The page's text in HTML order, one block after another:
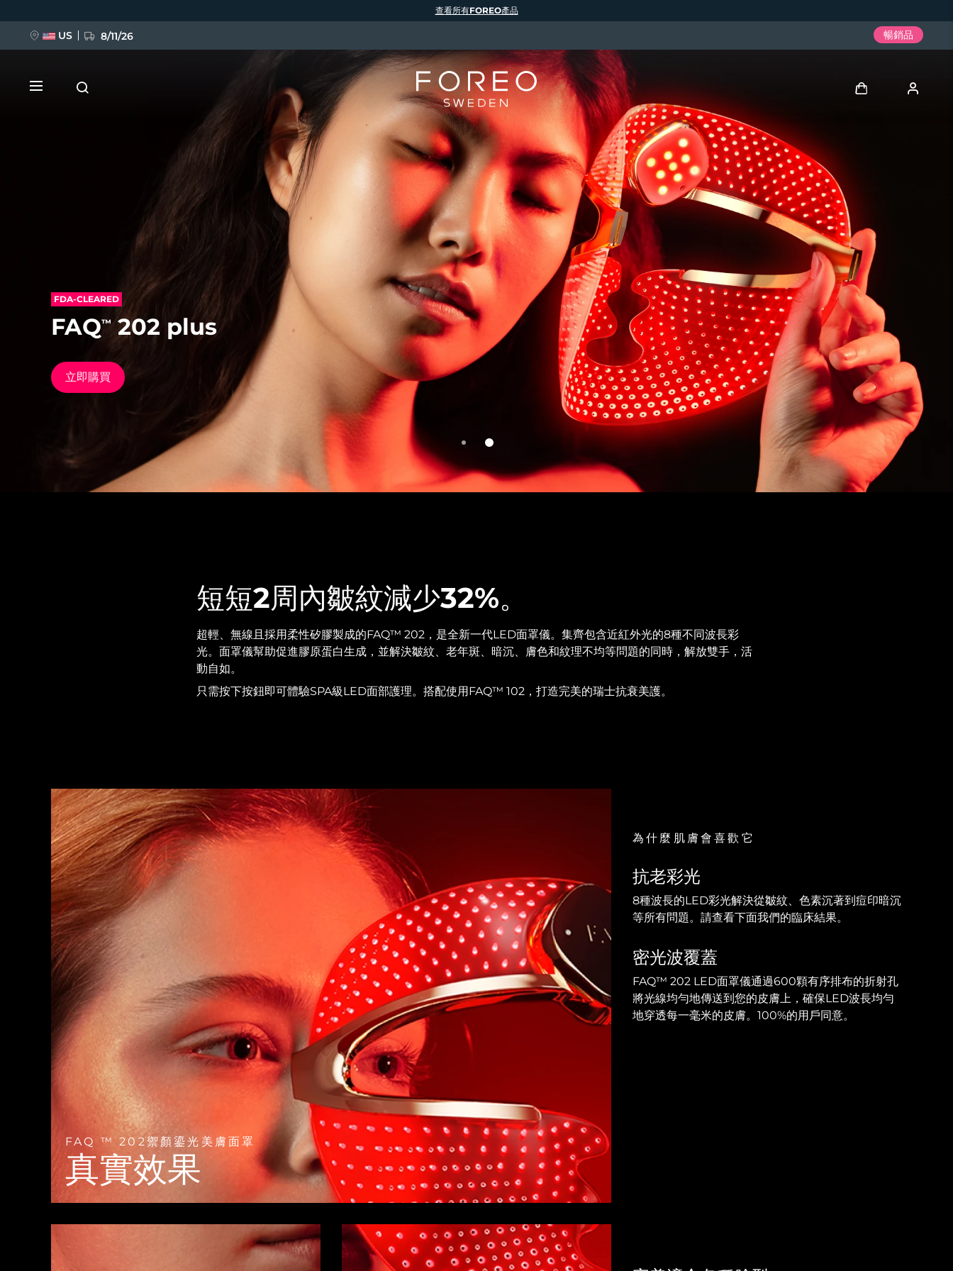
FDA-CLEARED
FAQ™ 202 plus
立即購買
FAQ™202
抗老矽膠彩光面罩儀
立即購買
短短2周內皺紋減少32%。
超輕、無線且採用柔性矽膠製成的FAQ™ 202，是全新一代LED面罩儀。集齊包含近紅外光的8種不同波長彩
光。面罩儀幫助促進膠原蛋白生成，並解決皺紋、老年斑、暗沉、膚色和紋理不均等問題的同時，解放雙手，活
動自如。
只需按下按鈕即可體驗SPA級LED面部護理。搭配使用FAQ™ 102，打造完美的瑞士抗衰美護。
為什麼肌膚會喜歡它
抗老彩光
8種波長的LED彩光解決從皺紋、色素沉著到痘印暗沉
等所有問題。請查看下面我們的臨床結果。
密光波覆蓋
FAQ™ 202 LED面罩儀通過600顆有序排布的折射孔
將光線均勻地傳送到您的皮膚上，確保LED波長均勻
地穿透每一毫米的皮膚。100%的用戶同意。
FAQ ™ 202禦顏鎏光美膚面罩
真實效果
查看所有FOREO產品
US 8/11/26 暢銷品
我的訂閱
FAQ™ Pure Beauty-Tech Elixir
issa™ Teeth Whitening Set
熱門產品
LUNA™ 4 套裝
Anti-aging massage
LUNA™ 4 Plus
Massage, LED heating
LUNA™ 4 Men
For men, anti-aging massage
LUNA™ 4 mini
For young skin, T-zone
LUNA™ 4 go
For travel or gym bag
LUNA™護膚
Premium cleansers & balm
LUNA™ 設備
BEAR™ 2 套裝
Microcurrent toning
BEAR™ 2 go
Microcurrent toning on-the-go
BEAR™ 2 eyes & lips
Microcurrent line smoothing device
面部提拉護理
Premium anti-aging skincare
BEAR™ 設備
All premium facelift devices
補水保濕
UFO™ 3 套裝
Deep facial hydration
UFO™ 3 LED
Near-infrared and red light therapy device
UFO™ 3 mini
Red light therapy device for young skin
UFO™ 3 go
Portable red light therapy
面膜
Rejuvenation & hydration
口腔護理
issa™ 4
Hybrid silicone sonic toothbrush
issa™ 4 plus
Smart hybrid silicone sonic toothbrush
issa™ 4 smile
Hybrid silicone sonic toothbrush
issa™ 4 baby
For ages 0-3
issa™ Teeth Whitening Set
Dual LED + sonic device & 18% PAP gel
FAQ™ 抗老護理
FAQ™ 101
Clinical anti-aging
FAQ™ 102
Advanced clinical anti-aging
FAQ™ 103
Luxurious clinical anti-aging set
Manuka honey primer
LED 護理
FAQ™ 201
LED mask
FAQ™ 202
LED mask
FAQ™ 211
Anti-aging neck & décolleté LED mask
Anti-aging LED hand mask
FAQ™ 301
LED hair strengthening scalp massager
FAQ™ Scalp Serum
Scalp recovery probiotic serum
FAQ™護膚品
肌膚年輕化
NEW
FAQ™ 501
Full-Spectrum Red Light Therapy
FAQ™ 502
Full-Spectrum Red Light Therapy
專業治療